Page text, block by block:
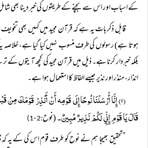
کے اسباب اور اس سے بچنے کے طریقوں کی خبر دینا بھی
قابل ذکر بات یہ ہے کہ قرآن مجید میں کہیں بھی
ہوتا ہے) رسولوں کی طرف منسوب نہیں کیا گیا ہے، خلاصہ یہ
بلکہ خبردار کرنا ہے۔ ذیل میں قرآن مجید کی کچھ آیتوں
انذار، منذر اور نذیر جیسے الفاظ کا استعمال ہوا ہے۔
(۱) إِنَّا أَرْسَلْنَا نُوحًا إِلَی قَوْمِہ أَنْ أَنْذِرْ قَوْمَكَ
قَالَ يَا قَوْمِ إِنِّي لَكُمْ نَذِيرٌ مُبِينٌ۔(نوح:1 ،2)
”تحقیق بھیجا ہم نے نوح کو طرف قوم اس کی کے یہ